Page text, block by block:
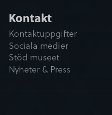
Kontakt
Kontaktuppgifter
Sociala medier
Stöd museet
Nyheter & Press